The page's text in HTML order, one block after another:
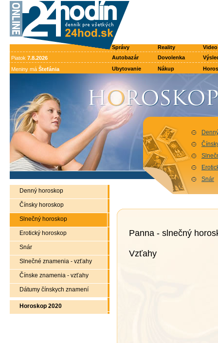
Správy Reality
Video
Piatok 7.8.2026 Autobazár Dovolenka
Meniny má Štefánia Ubytovanie Nákup
Snár
Denný horoskop
Čínsky horoskop
Slnečný horoskop
Erotický horoskop
Snár
Slnečné znamenia - vzťahy
Čínske znamenia - vzťahy
Dátumy čínskych znamení
Horoskop 2020
Panna - slnečný
Vzťahy